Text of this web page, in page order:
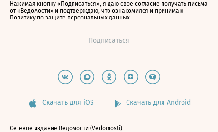
Нажимая кнопку «Подписаться», я даю свое согласие получать письма
от «Ведомости» и подтверждаю, что ознакомился и принимаю
Политику по защите персональных данных
Скачать для iOS Скачать для Android
Сетевое издание Ведомости (Vedomosti)